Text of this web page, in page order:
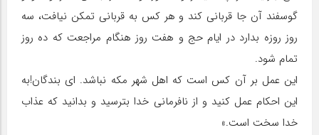
گوسفند آن جا قربانی کند و هر کس به قربانی تمکن نیافت، سه
روز روزه بدارد در ایام حج و هفت روز هنگام مراجعت که ده روز
تمام شود.
این عمل بر آن کس است که اهل شهر مکه نباشد. ای بندگان!به
این احکام عمل کنید و از نافرمانی خدا بترسید و بدانید که عذاب
خدا سخت است.»